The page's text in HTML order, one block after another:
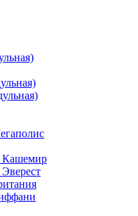
Кашемир